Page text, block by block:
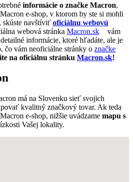
informácie o značke Macron,
e-shop, v ktorom by ste si mohli
navštíviť oficiálnu webovú
webová stránka Macron.sk
vám
informácie, ktoré hľadáte, ale je
čo vám neoficiálne stránky o značke
na oficiálnu stránku Macron.sk!
má na Slovenku sieť svojich
kvalitný značkový tovar. Ak teda
e-shop, nižšie uvádzame mapu s
Vašej lokality.